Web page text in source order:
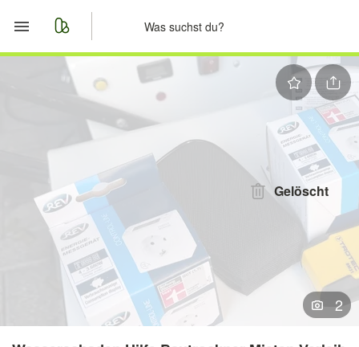
Start
Merkliste
Nachrichten
Anzeige aufgeben
Gelöscht
2